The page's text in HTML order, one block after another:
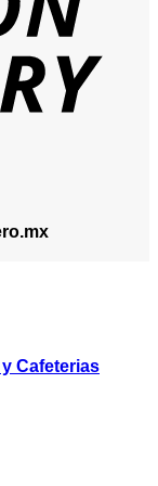
Cafeterias